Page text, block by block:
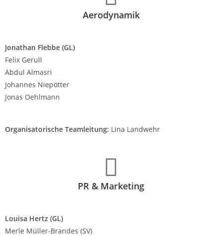
Aerodynamik
Jonathan Flebbe (GL)
Felix Gerull
Abdul Almasri
Johannes Niepötter
Jonas Oehlmann
Organisatorische Teamleitung: Lina Landwehr
PR & Marketing
Louisa Hertz (GL)
Merle Müller-Brandes (SV)